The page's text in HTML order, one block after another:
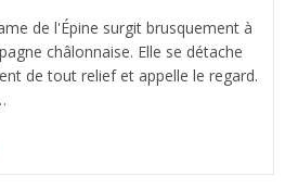
publication :
de l'Épine surgit brusquement à
châlonnaise. Elle se détache
de tout relief et appelle le regard.